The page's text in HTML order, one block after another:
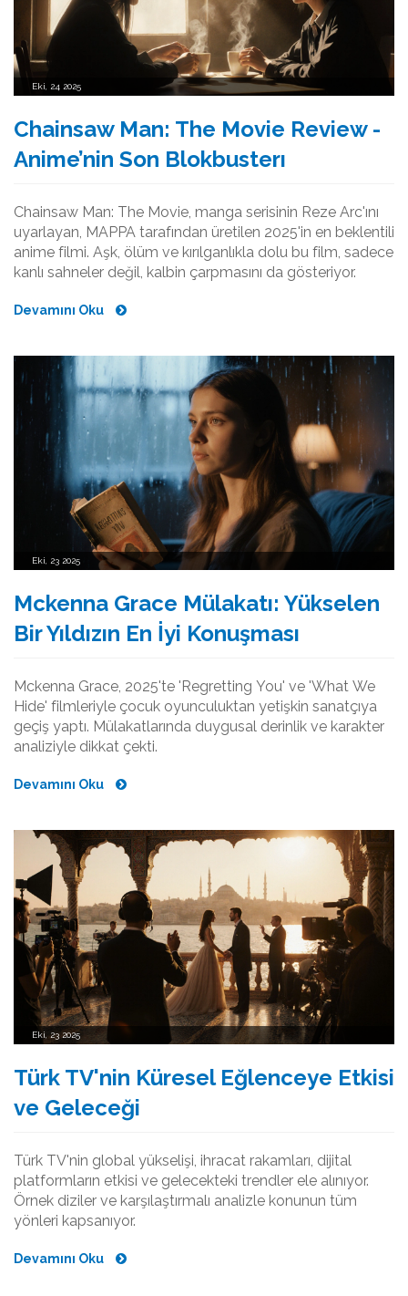
Eki, 24 2025
Chainsaw Man: The Movie Review -
Anime’nin Son Blokbusterı
Chainsaw Man: The Movie, manga serisinin Reze Arc'ını
uyarlayan, MAPPA tarafından üretilen 2025'in en beklentili
anime filmi. Aşk, ölüm ve kırılganlıkla dolu bu film, sadece
kanlı sahneler değil, kalbin çarpmasını da gösteriyor.
Devamını Oku
Eki, 23 2025
Mckenna Grace Mülakatı: Yükselen
Bir Yıldızın En İyi Konuşması
Mckenna Grace, 2025'te 'Regretting You' ve 'What We
Hide' filmleriyle çocuk oyunculuktan yetişkin sanatçıya
geçiş yaptı. Mülakatlarında duygusal derinlik ve karakter
analiziyle dikkat çekti.
Devamını Oku
Eki, 23 2025
Türk TV'nin Küresel Eğlenceye Etkisi
ve Geleceği
Türk TV'nin global yükselişi, ihracat rakamları, dijital
platformların etkisi ve gelecekteki trendler ele alınıyor.
Örnek diziler ve karşılaştırmalı analizle konunun tüm
yönleri kapsanıyor.
Devamını Oku